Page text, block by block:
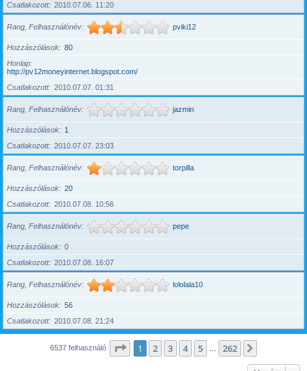
Csatlakozott
2010.07.06. 11:20
Rang, Felhasználónév pviki12
Hozzászólások
80
Honlap
http://pv12moneyinternet.blogspot.com/
Csatlakozott
2010.07.07. 01:31
Rang, Felhasználónév jazmin
Hozzászólások
1
Csatlakozott
2010.07.07. 23:03
Rang, Felhasználónév torpilla
Hozzászólások
20
Csatlakozott
2010.07.08. 10:56
Rang, Felhasználónév pepe
Hozzászólások
0
Csatlakozott
2010.07.08. 16:07
Rang, Felhasználónév lololala10
Hozzászólások
56
Csatlakozott
2010.07.08. 21:24
6537 felhasználó Oldal:1 262
1 2 3 4 5 262